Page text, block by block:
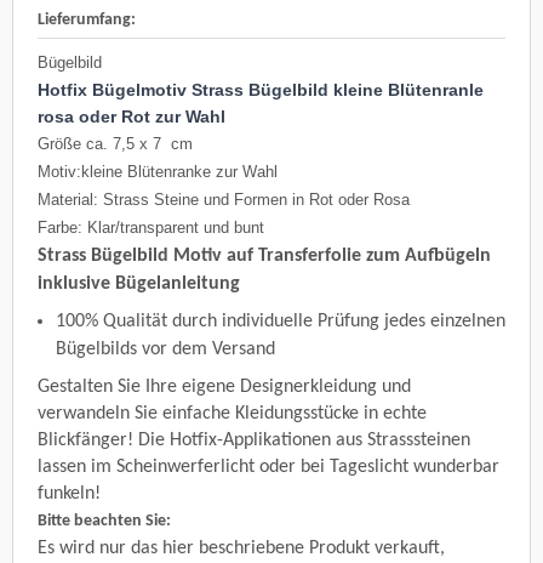
Lieferumfang:
Bügelbild
Hotfix Bügelmotiv Strass Bügelbild kleine Blütenranle
rosa oder Rot zur Wahl
Größe ca. 7,5 x 7 cm
Motiv:kleine Blütenranke zur Wahl
Material: Strass Steine und Formen in Rot oder Rosa
Farbe: Klar/transparent und bunt
Strass Bügelbild Motiv auf Transferfolie zum Aufbügeln
inklusive Bügelanleitung
100% Qualität durch individuelle Prüfung jedes einzelnen
Bügelbilds vor dem Versand
Gestalten Sie Ihre eigene Designerkleidung und
verwandeln Sie einfache Kleidungsstücke in echte
Blickfänger! Die Hotfix-Applikationen aus Strasssteinen
lassen im Scheinwerferlicht oder bei Tageslicht wunderbar
funkeln!
Bitte beachten Sie:
Es wird nur das hier beschriebene Produkt verkauft,